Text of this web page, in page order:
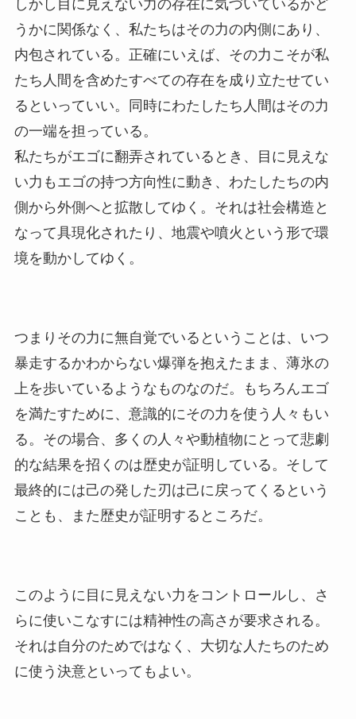
しかし目に見えない力の存在に気づいているかど
うかに関係なく、私たちはその力の内側にあり、
内包されている。正確にいえば、その力こそが私
たち人間を含めたすべての存在を成り立たせてい
るといっていい。同時にわたしたち人間はその力
の一端を担っている。
私たちがエゴに翻弄されているとき、目に見えな
い力もエゴの持つ方向性に動き、わたしたちの内
側から外側へと拡散してゆく。それは社会構造と
なって具現化されたり、地震や噴火という形で環
境を動かしてゆく。
つまりその力に無自覚でいるということは、いつ
暴走するかわからない爆弾を抱えたまま、薄氷の
上を歩いているようなものなのだ。もちろんエゴ
を満たすために、意識的にその力を使う人々もい
る。その場合、多くの人々や動植物にとって悲劇
的な結果を招くのは歴史が証明している。そして
最終的には己の発した刃は己に戻ってくるという
ことも、また歴史が証明するところだ。
このように目に見えない力をコントロールし、さ
らに使いこなすには精神性の高さが要求される。
それは自分のためではなく、大切な人たちのため
に使う決意といってもよい。